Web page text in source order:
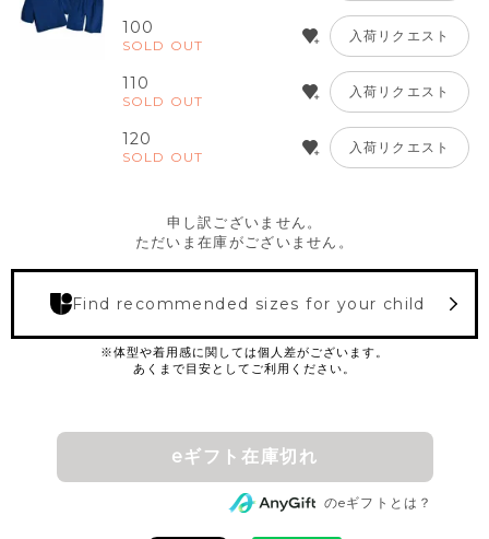
100
SOLD OUT
入荷リクエスト
110
SOLD OUT
入荷リクエスト
120
SOLD OUT
入荷リクエスト
申し訳ございません。
ただいま在庫がございません。
Find recommended sizes for your child
eギフト在庫切れ
のeギフトとは？